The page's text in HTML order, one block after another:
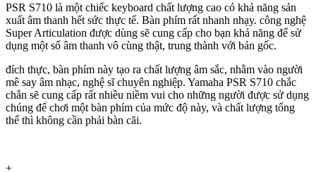
PSR S710 là một chiếc keyboard chất lượng cao có khả năng sản
xuất âm thanh hết sức thực tế. Bàn phím rất nhanh nhạy. công nghệ
Super Articulation được dùng sẽ cung cấp cho bạn khả năng để sử
dụng một số âm thanh vô cùng thật, trung thành với bản gốc.
đích thực, bàn phím này tạo ra chất lượng âm sắc, nhằm vào người
mê say âm nhạc, nghệ sĩ chuyên nghiệp. Yamaha PSR S710 chắc
chắn sẽ cung cấp rất nhiều niềm vui cho những người được sử dụng
chúng để chơi một bàn phím của mức độ này, và chất lượng tổng
thể thì không cần phải bàn cãi.
+